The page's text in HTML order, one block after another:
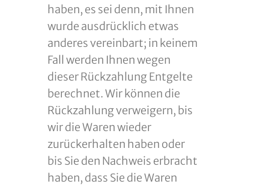
haben, es sei denn, mit Ihnen
wurde ausdrücklich etwas
anderes vereinbart; in keinem
Fall werden Ihnen wegen
dieser Rückzahlung Entgelte
berechnet. Wir können die
Rückzahlung verweigern, bis
wir die Waren wieder
zurückerhalten haben oder
bis Sie den Nachweis erbracht
haben, dass Sie die Waren